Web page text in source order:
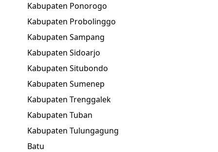
Kabupaten Ponorogo
Kabupaten Probolinggo
Kabupaten Sampang
Kabupaten Sidoarjo
Kabupaten Situbondo
Kabupaten Sumenep
Kabupaten Trenggalek
Kabupaten Tuban
Kabupaten Tulungagung
Batu